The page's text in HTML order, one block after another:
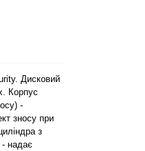
Дисковий
Корпус
-
зносу при
з
- надає